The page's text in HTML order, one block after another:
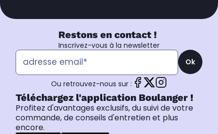
Restons en contact !
Inscrivez-vous à la newsletter
Ok
Ou retrouvez-nous sur :
Téléchargez l'application Boulanger !
Profitez d'avantages exclusifs, du suivi de votre
commande, de conseils d'entretien et plus
encore.